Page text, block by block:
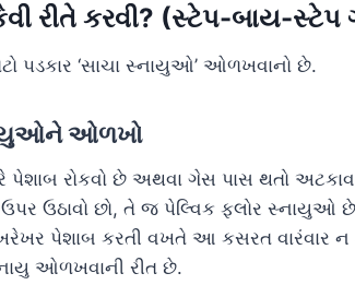
રીતે કરવી? (સ્ટેપ-બાય-સ્ટેપ
પડકાર ‘સાચા સ્નાયુઓ’ ઓળખવાનો છે.
ઓળખો
પેશાબ રોકવો છે અથવા ગેસ પાસ થતો
ઉઠાવો છો, તે જ પેલ્વિક ફ્લોર સ્નાયુઓ
પેશાબ કરતી વખતે આ કસરત વારંવાર
ઓળખવાની રીત છે.